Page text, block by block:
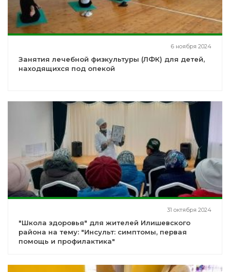
6 ноября 2024
Занятия лечебной физкультуры (ЛФК) для детей,
находящихся под опекой
31 октября 2024
"Школа здоровья" для жителей Илишевского
района на тему: "Инсульт: симптомы, первая
помощь и профилактика"